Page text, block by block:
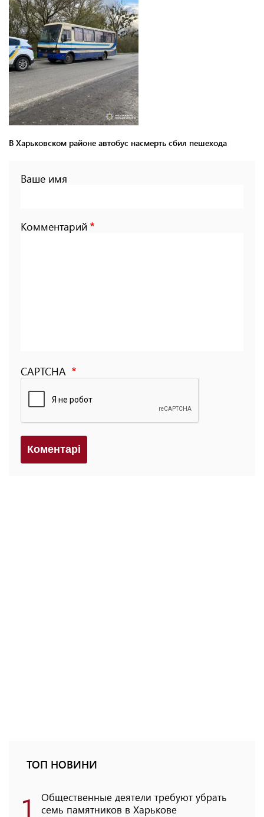
В Харьковском районе автобус насмерть сбил пешехода
Ваше имя
Комментарий
CAPTCHA
Коментарi
ТОП НОВИНИ
1
Общественные деятели требуют убрать
семь памятников в Харькове